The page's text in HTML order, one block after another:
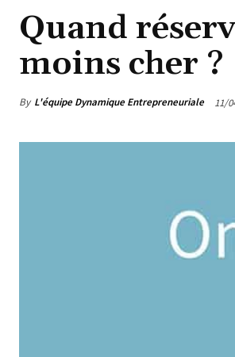
Quand
moins cher ?
By L'équipe Dynamique Entrepreneuriale 11/